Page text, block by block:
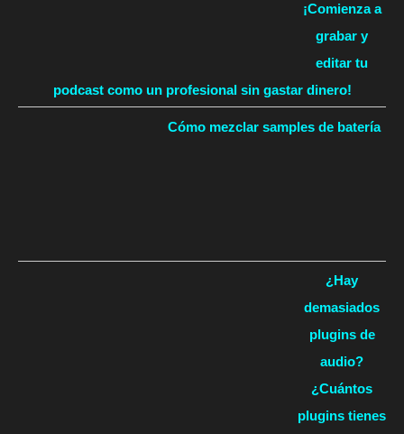
¡Comienza a
grabar y
editar tu
podcast como un profesional sin gastar dinero!
Cómo mezclar samples de batería
¿Hay
demasiados
plugins de
audio?
¿Cuántos
plugins tienes